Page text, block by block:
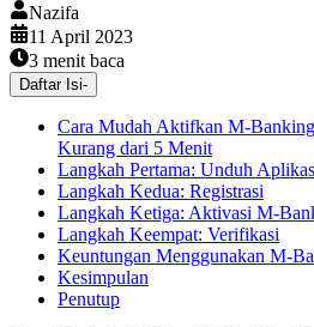
Nazifa
11 April 2023
3 menit baca
Daftar Isi-
Cara Mudah Aktifkan M-
Kurang dari 5 Menit
Langkah Pertama: Unduh
Langkah Kedua: Registrasi
Langkah Ketiga: Aktivasi M-
Langkah Keempat: Verifikasi
Keuntungan Menggunakan M-
Kesimpulan
Penutup